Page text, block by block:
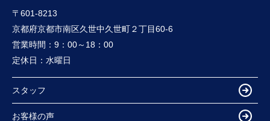
〒601-8213
京都府京都市南区久世中久世町２丁目60-6
営業時間： 9：00～18：00
定休日： 水曜日
スタッフ
お客様の声